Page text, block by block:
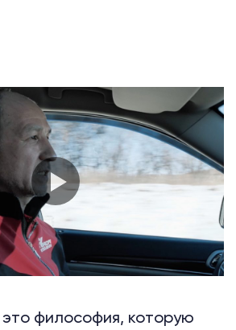
философия, которую